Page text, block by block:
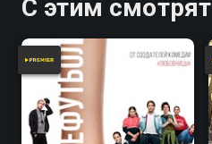
С этим смотрят